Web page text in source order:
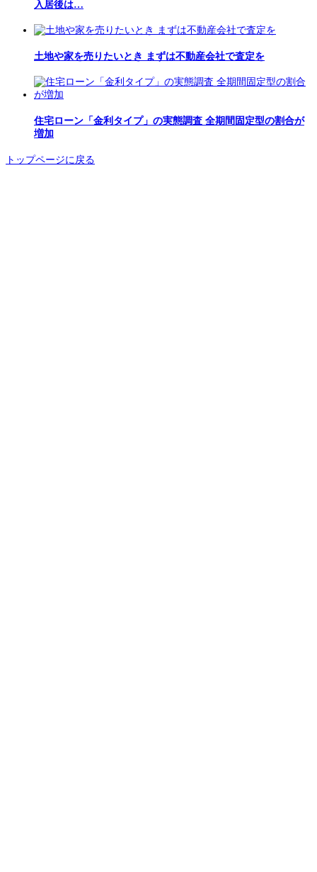
入居後は…
土地や家を売りたいとき まずは不動産会社で査定を
住宅ローン「金利タイプ」の実態調査 全期間固定型の割合が
増加
トップページに戻る